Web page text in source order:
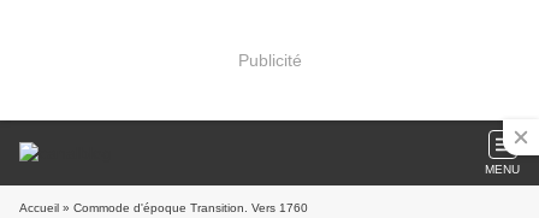
Publicité
MENU
Accueil » Commode d'époque Transition. Vers 1760